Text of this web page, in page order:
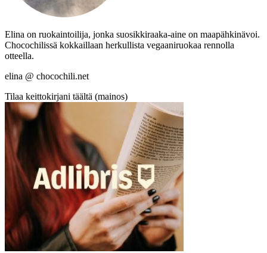
Elina on ruokaintoilija, jonka suosikkiraaka-aine on maapähkinävoi.
Chocochilissä kokkaillaan herkullista vegaaniruokaa rennolla
otteella.
elina @ chocochili.net
Tilaa keittokirjani täältä (mainos)